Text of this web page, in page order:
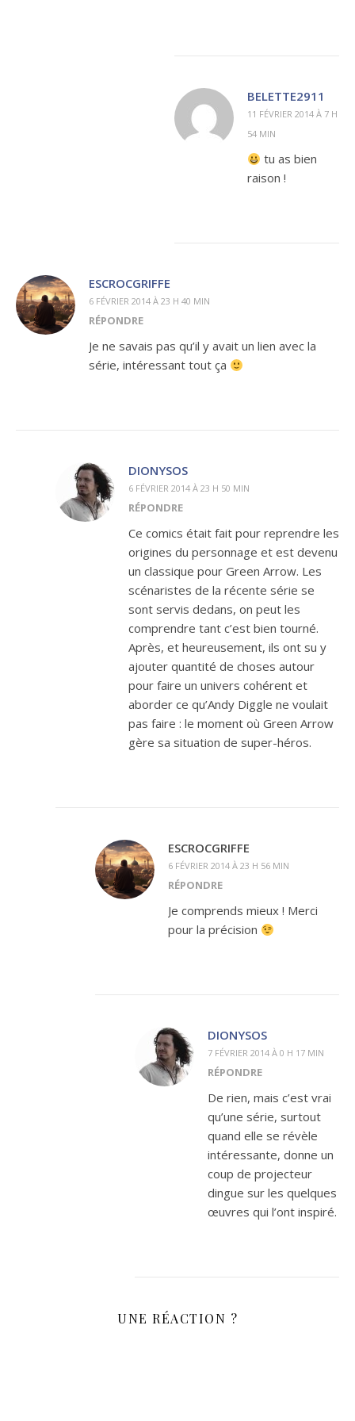
BELETTE2911
11 FÉVRIER 2014 À 7 H
54 MIN
tu as bien
raison !
ESCROCGRIFFE
6 FÉVRIER 2014 À 23 H 40 MIN
RÉPONDRE
Je ne savais pas qu’il y avait un lien avec la
série, intéressant tout ça
DIONYSOS
6 FÉVRIER 2014 À 23 H 50 MIN
RÉPONDRE
Ce comics était fait pour reprendre les
origines du personnage et est devenu
un classique pour Green Arrow. Les
scénaristes de la récente série se
sont servis dedans, on peut les
comprendre tant c’est bien tourné.
Après, et heureusement, ils ont su y
ajouter quantité de choses autour
pour faire un univers cohérent et
aborder ce qu’Andy Diggle ne voulait
pas faire : le moment où Green Arrow
gère sa situation de super-héros.
ESCROCGRIFFE
6 FÉVRIER 2014 À 23 H 56 MIN
RÉPONDRE
Je comprends mieux ! Merci
pour la précision
DIONYSOS
7 FÉVRIER 2014 À 0 H 17 MIN
RÉPONDRE
De rien, mais c’est vrai
qu’une série, surtout
quand elle se révèle
intéressante, donne un
coup de projecteur
dingue sur les quelques
œuvres qui l’ont inspiré.
UNE RÉACTION ?